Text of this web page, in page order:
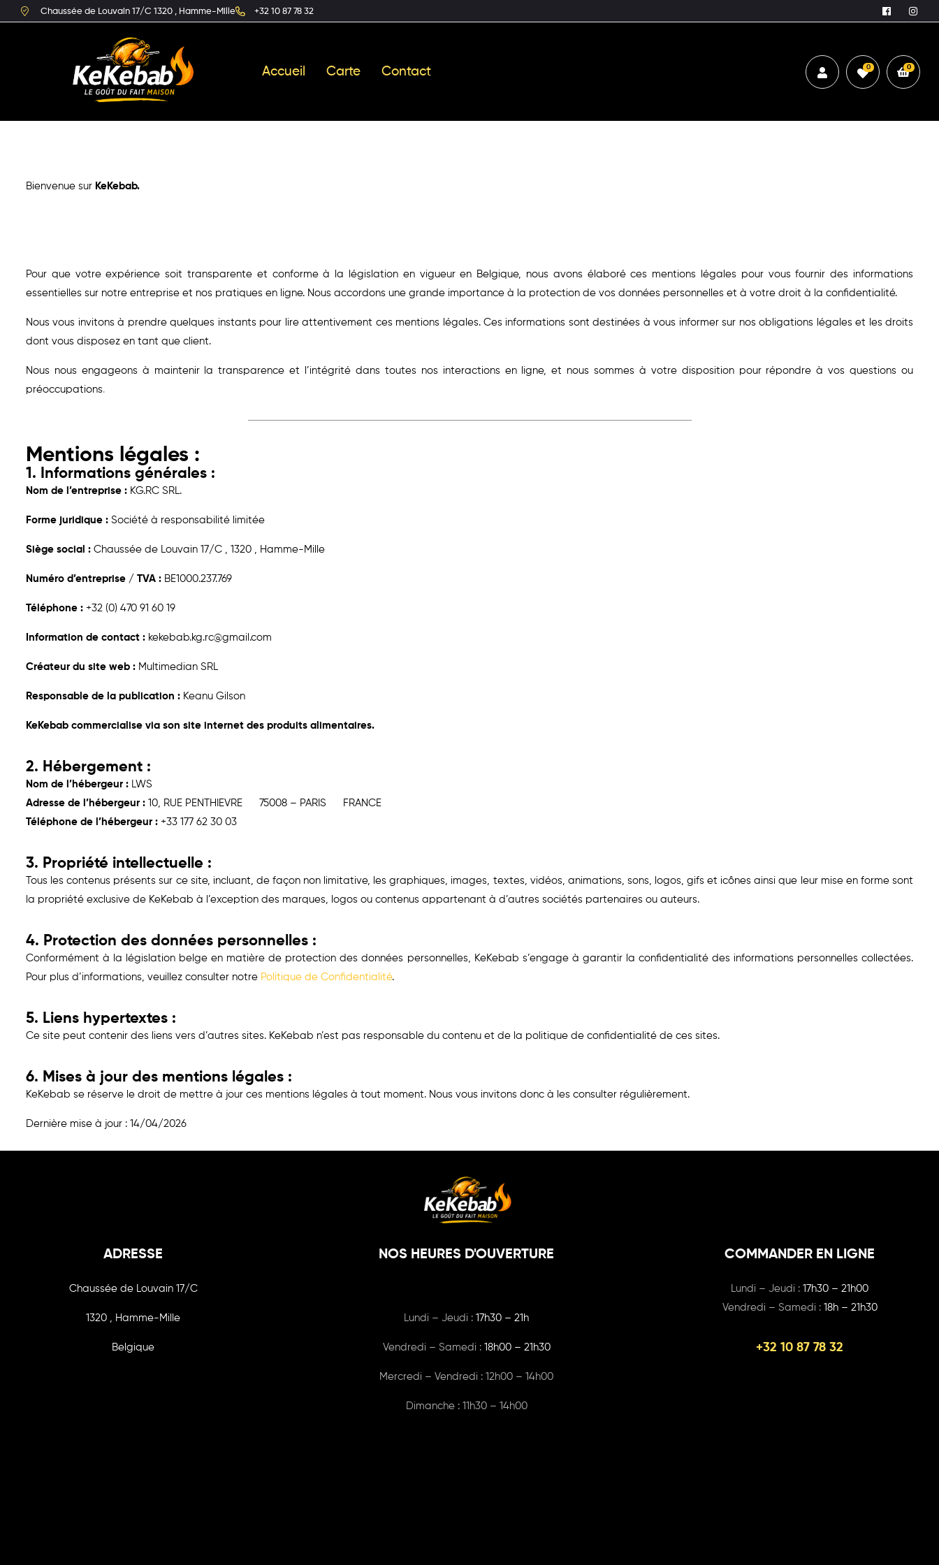
Chaussée de Louvain 17/C 1320 , Hamme-Mille +32 10 87 78 32
Accueil Carte Contact 0 0
Bienvenue sur KeKebab.
Pour que votre expérience soit transparente et conforme à la législation en vigueur en Belgique, nous avons élaboré ces mentions légales pour vous fournir des informations
essentielles sur notre entreprise et nos pratiques en ligne. Nous accordons une grande importance à la protection de vos données personnelles et à votre droit à la confidentialité.
Nous vous invitons à prendre quelques instants pour lire attentivement ces mentions légales. Ces informations sont destinées à vous informer sur nos obligations légales et les droits
dont vous disposez en tant que client.
Nous nous engageons à maintenir la transparence et l’intégrité dans toutes nos interactions en ligne, et nous sommes à votre disposition pour répondre à vos questions ou
préoccupations.
Mentions légales :
1. Informations générales :
Nom de l’entreprise : KG.RC SRL.
Forme juridique : Société à responsabilité limitée
Siège social : Chaussée de Louvain 17/C , 1320 , Hamme-Mille
Numéro d’entreprise / TVA : BE1000.237.769
Téléphone : +32 (0) 470 91 60 19
Information de contact : kekebab.kg.rc@gmail.com
Créateur du site web : Multimedian SRL
Responsable de la publication : Keanu Gilson
KeKebab commercialise via son site internet des produits alimentaires.
2. Hébergement :
Nom de l’hébergeur : LWS
Adresse de l’hébergeur : 10, RUE PENTHIEVRE 75008 – PARIS FRANCE
Téléphone de l’hébergeur : +33 177 62 30 03
3. Propriété intellectuelle :
Tous les contenus présents sur ce site, incluant, de façon non limitative, les graphiques, images, textes, vidéos, animations, sons, logos, gifs et icônes ainsi que leur mise en forme sont
la propriété exclusive de KeKebab à l’exception des marques, logos ou contenus appartenant à d’autres sociétés partenaires ou auteurs.
4. Protection des données personnelles :
Conformément à la législation belge en matière de protection des données personnelles, KeKebab s’engage à garantir la confidentialité des informations personnelles collectées.
Pour plus d’informations, veuillez consulter notre Politique de Confidentialité.
5. Liens hypertextes :
Ce site peut contenir des liens vers d’autres sites. KeKebab n’est pas responsable du contenu et de la politique de confidentialité de ces sites.
6. Mises à jour des mentions légales :
KeKebab se réserve le droit de mettre à jour ces mentions légales à tout moment. Nous vous invitons donc à les consulter régulièrement.
Dernière mise à jour : 14/04/2026
ADRESSE
Chaussée de Louvain 17/C
1320 , Hamme-Mille
Belgique
NOS HEURES D'OUVERTURE
Lundi – Jeudi :17h30 – 21h
Vendredi – Samedi :18h00– 21h30
Mercredi – Vendredi : 12h00 – 14h00
Dimanche : 11h30 – 14h00
COMMANDER EN LIGNE
Lundi – Jeudi :17h30 – 21h00
Vendredi – Samedi : 18h – 21h30
+32 10 87 78 32